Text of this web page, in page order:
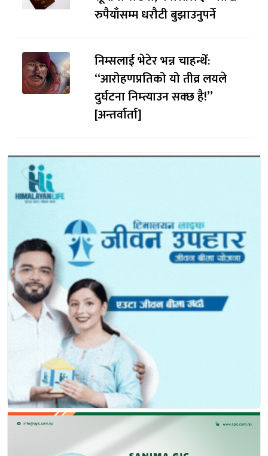
रुपैयाँसम्म धरौटी बुझाउनुपर्ने
निम्सलाई भेटेर भन्न चाहन्थेँ:
“आरोहणप्रतिको यो तीव्र लयले
दुर्घटना निम्त्याउन सक्छ है!”
[अन्तर्वार्ता]